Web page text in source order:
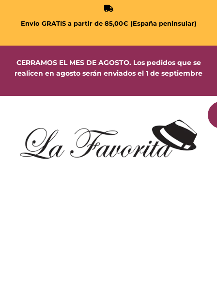
Envío GRATIS a partir de 85,00€ (España peninsular)
CERRAMOS EL MES DE AGOSTO. Los pedidos que se
realicen en agosto serán enviados el 1 de septiembre